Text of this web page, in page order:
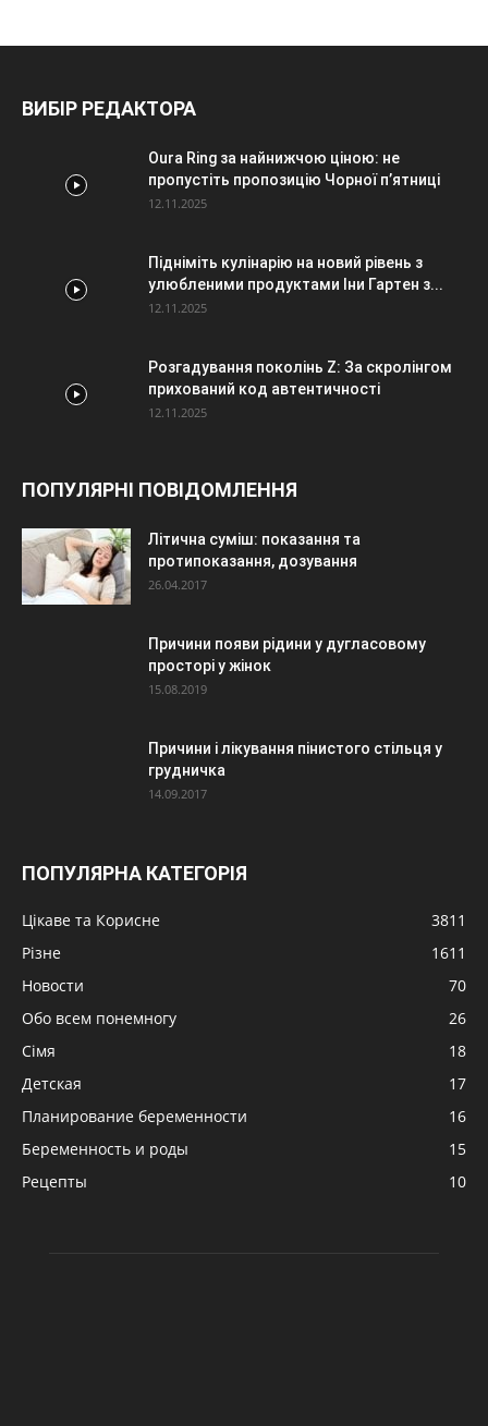
ВИБІР РЕДАКТОРА
Oura Ring за найнижчою ціною: не
пропустіть пропозицію Чорної п’ятниці
12.11.2025
Підніміть кулінарію на новий рівень з
улюбленими продуктами Іни Гартен з...
12.11.2025
Розгадування поколінь Z: За скролінгом
прихований код автентичності
12.11.2025
ПОПУЛЯРНІ ПОВІДОМЛЕННЯ
Літична суміш: показання та
протипоказання, дозування
26.04.2017
Причини появи рідини у дугласовому
просторі у жінок
15.08.2019
Причини і лікування пінистого стільця у
грудничка
14.09.2017
ПОПУЛЯРНА КАТЕГОРІЯ
Цікаве та Корисне
3811
Різне
1611
Новости
70
Обо всем понемногу
26
Сімя
18
Детская
17
Планирование беременности
16
Беременность и роды
15
Рецепты
10